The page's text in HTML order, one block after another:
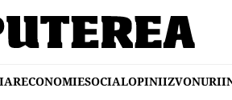
ECONOMIESOCIALOPINIIZVONURI